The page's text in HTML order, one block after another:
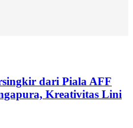
dari Piala AFF
Kreativitas Lini